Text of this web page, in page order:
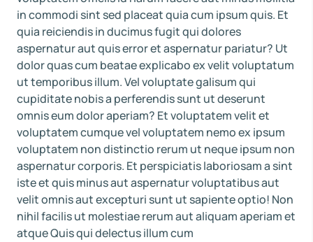
in commodi sint sed placeat quia cum ipsum quis. Et
quia reiciendis in ducimus fugit qui dolores
aspernatur aut quis error et aspernatur pariatur? Ut
dolor quas cum beatae explicabo ex velit voluptatum
ut temporibus illum. Vel voluptate galisum qui
cupiditate nobis a perferendis sunt ut deserunt
omnis eum dolor aperiam? Et voluptatem velit et
voluptatem cumque vel voluptatem nemo ex ipsum
voluptatem non distinctio rerum ut neque ipsum non
aspernatur corporis. Et perspiciatis laboriosam a sint
iste et quis minus aut aspernatur voluptatibus aut
velit omnis aut excepturi sunt ut sapiente optio! Non
nihil facilis ut molestiae rerum aut aliquam aperiam et
atque Quis qui delectus illum cum